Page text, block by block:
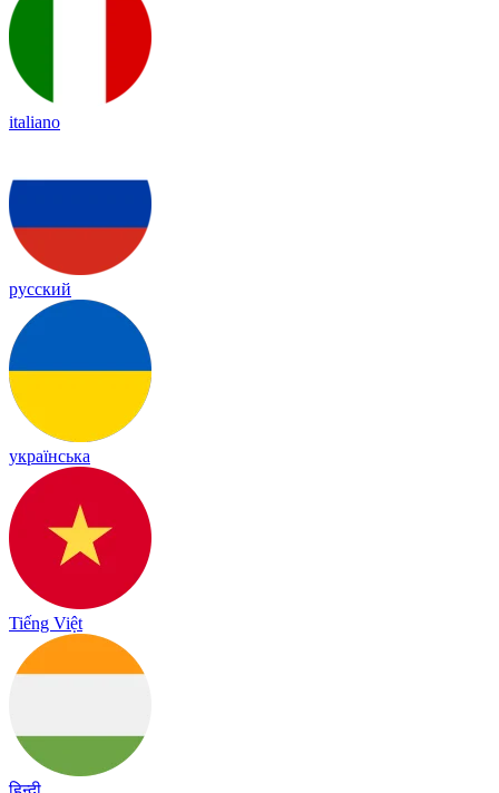
italiano
русский
українська
Tiếng Việt